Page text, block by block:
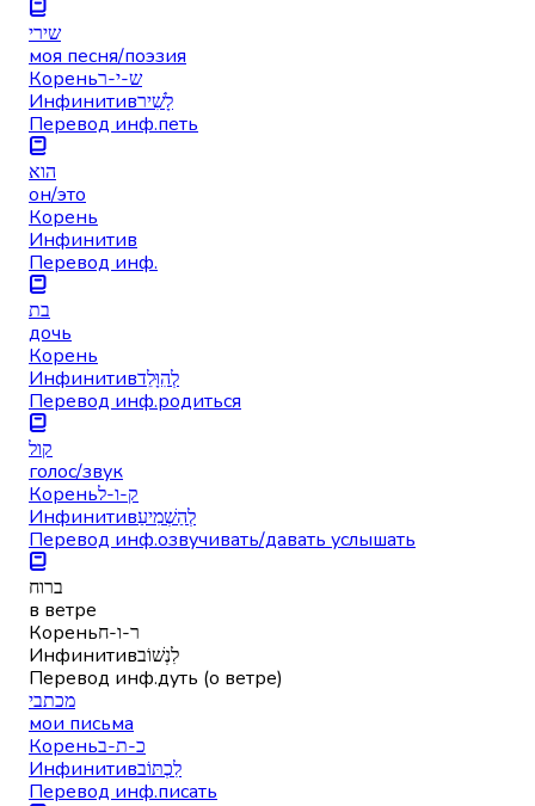
שירי
моя песня/поэзия
Кореньש-י-ר
Инфинитивלָשִׁיר
Перевод инф.петь
הוא
он/это
Корень
Инфинитив
Перевод инф.
בת
дочь
Корень
Инфинитивלְהִוָּלֵד
Перевод инф.родиться
קול
голос/звук
Кореньק-ו-ל
Инфинитивלְהַשְׁמִיעַ
Перевод инф.озвучивать/давать услышать
ברוח
в ветре
Кореньר-ו-ח
Инфинитивלִנְשׁוֹב
Перевод инф.дуть (о ветре)
מכתבי
мои письма
Кореньכ-ת-ב
Инфинитивלִכְתּוֹב
Перевод инф.писать